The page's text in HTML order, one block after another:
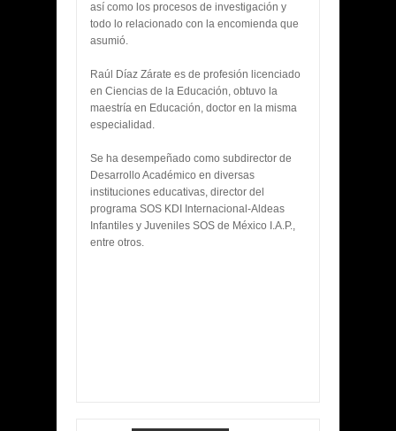
así como los procesos de investigación y
todo lo relacionado con la encomienda que
asumió.
Raúl Díaz Zárate es de profesión licenciado
en Ciencias de la Educación, obtuvo la
maestría en Educación, doctor en la misma
especialidad.
Se ha desempeñado como subdirector de
Desarrollo Académico en diversas
instituciones educativas, director del
programa SOS KDI Internacional-Aldeas
Infantiles y Juveniles SOS de México I.A.P.,
entre otros.